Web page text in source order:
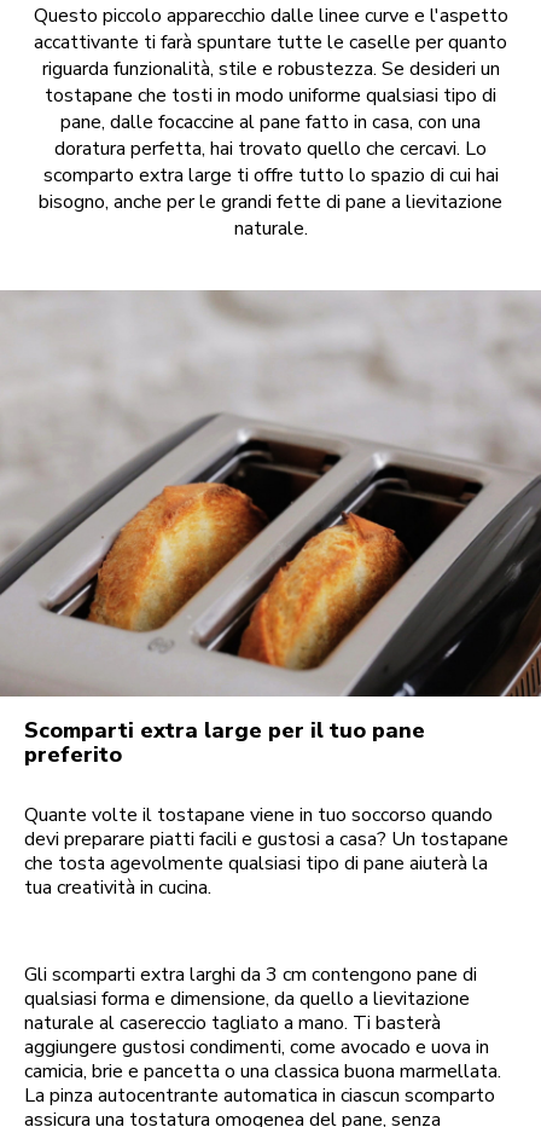
Questo piccolo apparecchio dalle linee curve e l'aspetto
accattivante ti farà spuntare tutte le caselle per quanto
riguarda funzionalità, stile e robustezza. Se desideri un
tostapane che tosti in modo uniforme qualsiasi tipo di
pane, dalle focaccine al pane fatto in casa, con una
doratura perfetta, hai trovato quello che cercavi. Lo
scomparto extra large ti offre tutto lo spazio di cui hai
bisogno, anche per le grandi fette di pane a lievitazione
naturale.
Scomparti extra large per il tuo pane
preferito
Quante volte il tostapane viene in tuo soccorso quando
devi preparare piatti facili e gustosi a casa? Un tostapane
che tosta agevolmente qualsiasi tipo di pane aiuterà la
tua creatività in cucina.
Gli scomparti extra larghi da 3 cm contengono pane di
qualsiasi forma e dimensione, da quello a lievitazione
naturale al casereccio tagliato a mano. Ti basterà
aggiungere gustosi condimenti, come avocado e uova in
camicia, brie e pancetta o una classica buona marmellata.
La pinza autocentrante automatica in ciascun scomparto
assicura una tostatura omogenea del pane, senza